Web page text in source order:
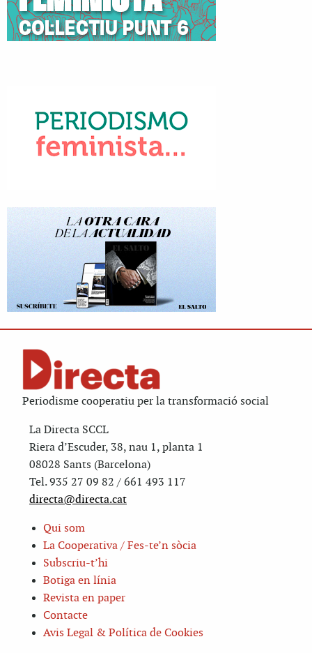
Periodisme cooperatiu per la transformació social
La Directa SCCL
Riera d’Escuder, 38, nau 1, planta 1
08028 Sants (Barcelona)
Tel. 935 27 09 82 / 661 493 117
directa@directa.cat
Qui som
La Cooperativa / Fes-te’n sòcia
Subscriu-t’hi
Botiga en línia
Revista en paper
Contacte
Avis Legal & Política de Cookies